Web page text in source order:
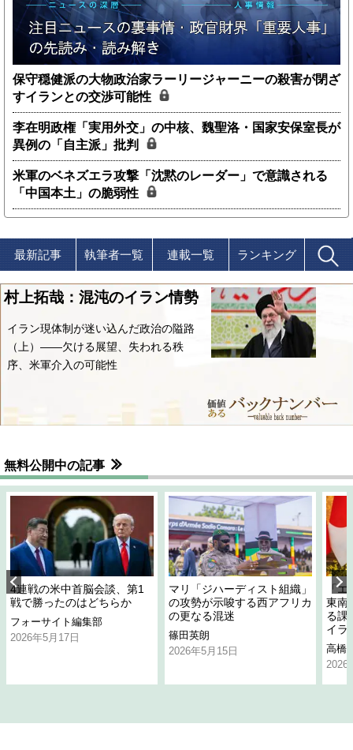
保守穏健派の大物政治家ラーリージャーニーの殺害が閉ざ
すイランとの交渉可能性
李在明政権「実用外交」の中核、魏聖洛・国家安保室長が
異例の「自主派」批判
米軍のベネズエラ攻撃「沈黙のレーダー」で意識される
「中国本土」の脆弱性
最新記事 執筆者一覧 連載一覧 ランキング
村上拓哉：混沌のイラン情勢
イラン現体制が迷い込んだ政治の隘路
（上）――欠ける展望、失われる秩
序、米軍介入の可能性
無料公開中の記事
4連戦の米中首脳会談、第1
戦で勝ったのはどちらか
フォーサイト編集部
2026年5月17日
マリ「ジハーディスト組織」
の攻勢が示唆する西アフリカ
の更なる混迷
篠田英朗
2026年5月15日
「
東南
る課
イラ
高橋
2026